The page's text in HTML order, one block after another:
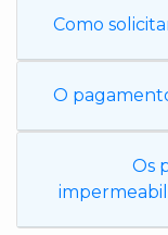
Como
O
Os